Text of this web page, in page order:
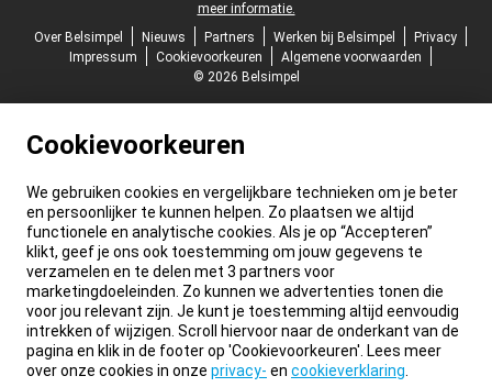
meer informatie.
Over Belsimpel
Nieuws Partners Werken bij Belsimpel
Privacy
Impressum
Cookievoorkeuren
Algemene voorwaarden
© 2026 Belsimpel
Cookievoorkeuren
We gebruiken cookies en vergelijkbare technieken om je beter
en persoonlijker te kunnen helpen. Zo plaatsen we altijd
functionele en analytische cookies. Als je op “Accepteren”
klikt, geef je ons ook toestemming om jouw gegevens te
verzamelen en te delen met 3 partners voor
marketingdoeleinden. Zo kunnen we advertenties tonen die
voor jou relevant zijn. Je kunt je toestemming altijd eenvoudig
intrekken of wijzigen. Scroll hiervoor naar de onderkant van de
pagina en klik in de footer op 'Cookievoorkeuren'. Lees meer
over onze cookies in onze privacy- en cookieverklaring